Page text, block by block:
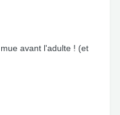
avant l'adulte ! (et